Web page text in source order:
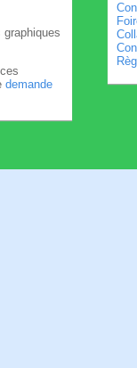
graphiques
demande